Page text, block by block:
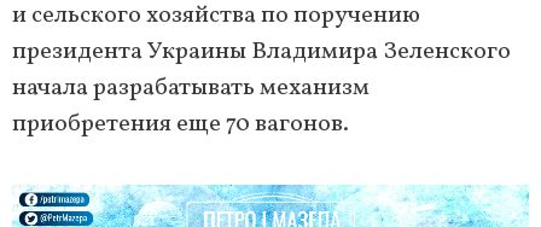
и сельского хозяйства по поручению
президента Украины Владимира Зеленского
начала разрабатывать механизм
приобретения еще 70 вагонов.